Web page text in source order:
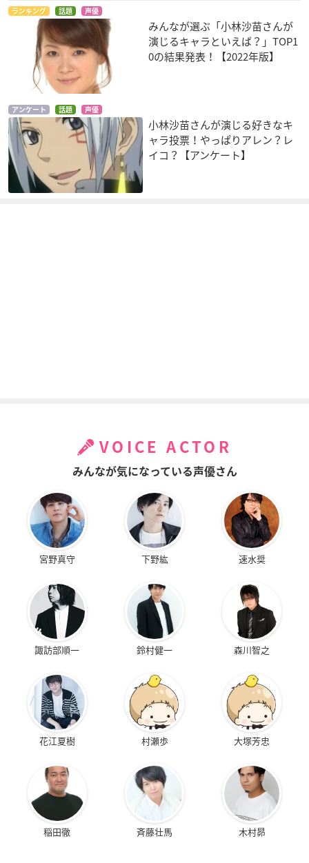
ランキング 話題 声優
みんなが選ぶ「小林沙苗さんが
演じるキャラといえば？」TOP1
0の結果発表！【2022年版】
アンケート 話題 声優
小林沙苗さんが演じる好きなキ
ャラ投票！やっぱりアレン？レ
イコ？【アンケート】
VOICE ACTOR
みんなが気になっている声優さん
宮野真守 下野紘 速水奨
諏訪部順一 鈴村健一 森川智之
花江夏樹 村瀬歩 大塚芳忠
稲田徹 斉藤壮馬 木村昴